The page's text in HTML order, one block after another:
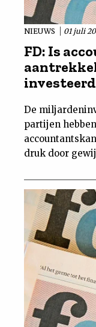
NIEUWS 01 juli
FD: Is
De
partijen
druk door